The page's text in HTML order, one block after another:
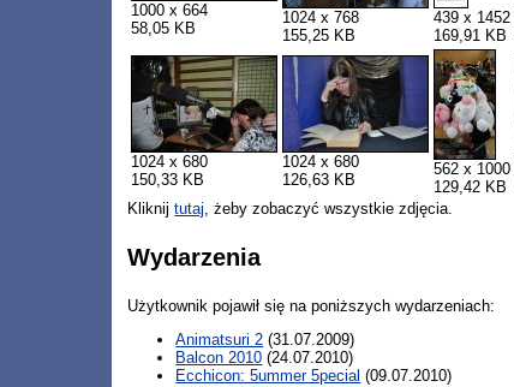
1000 x 664
58,05 KB
1024 x 768
155,25 KB
439 x 1452
169,91 KB
1024 x 680
150,33 KB
1024 x 680
126,63 KB
562 x 1000
129,42 KB
Kliknijtutaj, żeby zobaczyć wszystkie zdjęcia.
Wydarzenia
Użytkownik pojawił się na poniższych wydarzeniach:
Animatsuri 2 (31.07.2009)
Balcon 2010 (24.07.2010)
Ecchicon: 5ummer 5pecial (09.07.2010)